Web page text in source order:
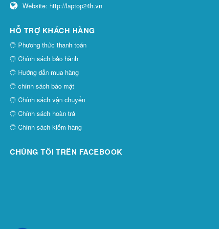
Website: http://laptop24h.vn
HỖ TRỢ KHÁCH HÀNG
Phương thức thanh toán
Chính sách bảo hành
Hướng dẫn mua hàng
chính sách bảo mật
Chính sách vận chuyển
Chính sách hoàn trả
Chính sách kiểm hàng
CHÚNG TÔI TRÊN FACEBOOK